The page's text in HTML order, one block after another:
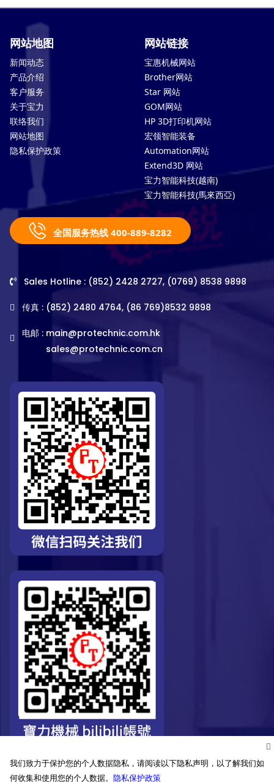
网站地图
新闻动态
产品介绍
客户服务
关于宝力
联络我们
网站地图
隐私保护政策
网站链接
宝惠机械网站
Brother网站
Star 网站
GOM网站
HP 3D打印机网站
宏领智能装备
Automation网站
Extend3D 网站
宝力智能科技(越南)
宝力智能科技(馬來西亞)
全国服务热线 400-889-8282
Sales Hotline : (852) 2428 2727, (0769) 8538 9898
传真 : (852) 2480 4764, (86 769)8532 9898
电邮 : main@protechnic.com.hk
sales@protechnic.com.cn
我们致力于保护您的个人数据隐私，请阅读以下隐私声明，以了解我们如
何收集和使用您的个人数据。 隐私保护政策